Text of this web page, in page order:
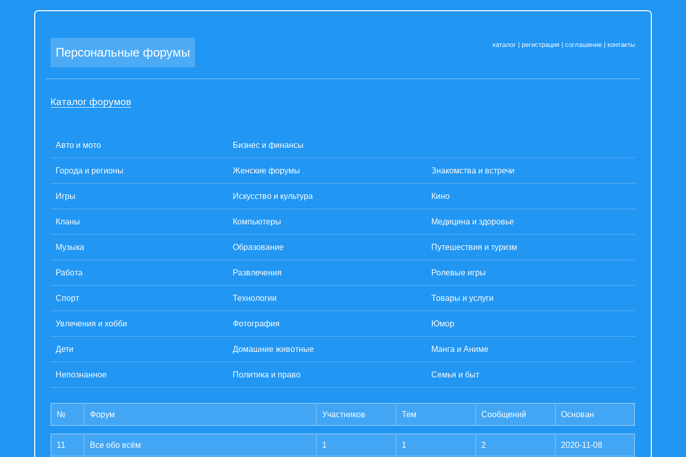
Персональные форумы
каталог |регистрация |соглашение |контакты
Каталог форумов
Авто и мото Бизнес и финансы
Города и регионы Женские форумы Знакомства и встречи
Игры Искусство и культура Кино
Кланы Компьютеры Медицина и здоровье
Музыка Образование Путешествия и туризм
Работа Развлечения Ролевые игры
Спорт Технологии Товары и услуги
Увлечения и хобби Фотография Юмор
Дети Домашние животные Манга и Аниме
Непознанное Политика и право Семья и быт
№ Форум Участников Тем Сообщений Основан
11 Все обо всём 1 1 2 2020-11-08